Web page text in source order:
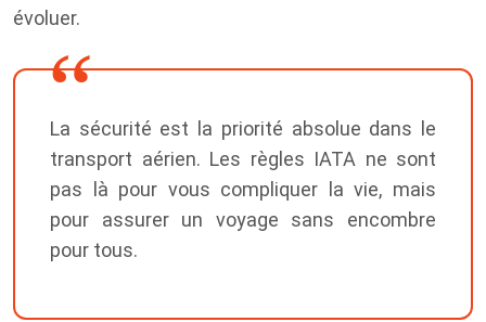
évoluer.
La sécurité est la priorité absolue dans le
transport aérien. Les règles IATA ne sont
pas là pour vous compliquer la vie, mais
pour assurer un voyage sans encombre
pour tous.